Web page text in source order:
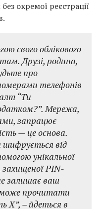
окремої реєстрації
свого облікового
Друзі, родина,
про
телефонів
“Ти
Мережа,
запрацює
— це основа.
шифрується від
унікальної
захищеної PIN-
залишає ваш
прочитати
X”, – йдеться в